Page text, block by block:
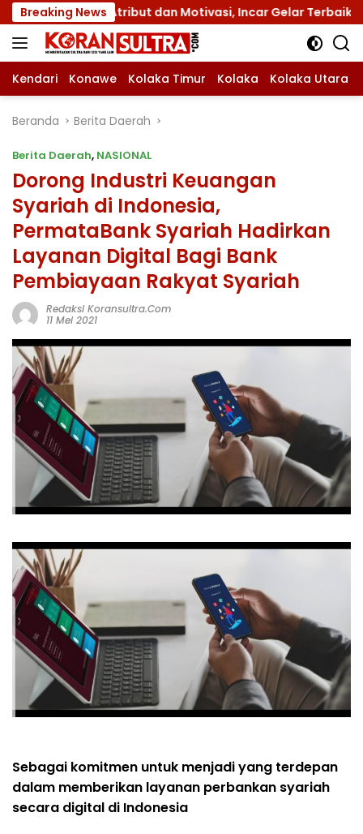
Langsung
ke
konten
Breaking News
Atribut dan Motivasi, Incar Gelar Terbaik di Sultra
Kendari Konawe Kolaka Timur Kolaka Kolaka Utara
Beranda Berita Daerah
Berita Daerah, NASIONAL
Dorong Industri Keuangan
Syariah di Indonesia,
PermataBank Syariah Hadirkan
Layanan Digital Bagi Bank
Pembiayaan Rakyat Syariah
Redaksi Koransultra.com
11 Mei 2021
Sebagai komitmen untuk menjadi yang terdepan
dalam memberikan layanan perbankan syariah
secara digital di Indonesia